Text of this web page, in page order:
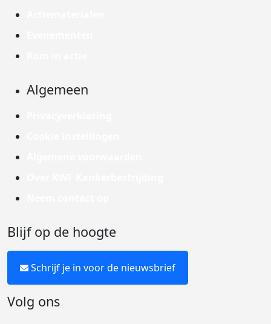
Algemeen
Blijf op de hoogte
Schrijf je in voor de nieuwsbrief
Volg ons